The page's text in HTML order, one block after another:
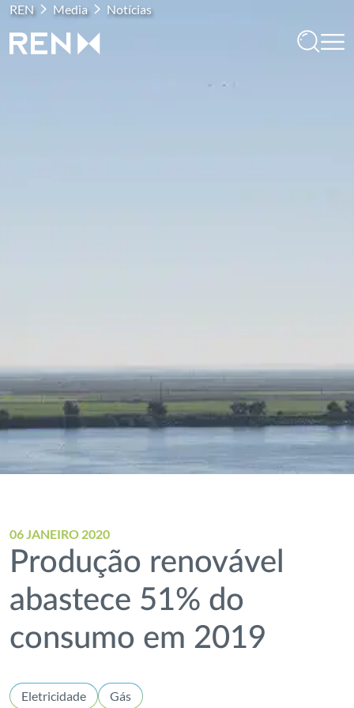
REN Media Notícias
06 JANEIRO 2020
Produção renovável
abastece 51% do
consumo em 2019
Eletricidade Gás